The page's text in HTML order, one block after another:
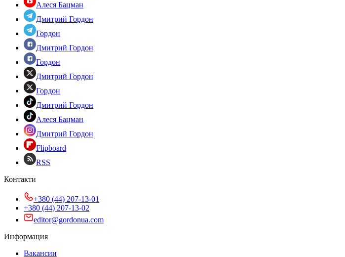
Алеся Бацман
Дмитрий Гордон
Гордон
Дмитрий Гордон
Гордон
Дмитрий Гордон
Гордон
Дмитрий Гордон
Алеся Бацман
Дмитрий Гордон
Flipboard
RSS
Контакти
+380 (44) 207-13-01
+380 (44) 207-13-02
editor@gordonua.com
Информация
Вакансии